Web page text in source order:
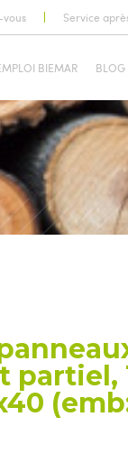
Service
BIEMAR BLOG
partiel,